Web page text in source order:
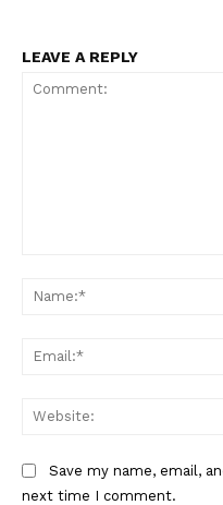
LEAVE A REPLY
Save my name, email,
next time I comment.